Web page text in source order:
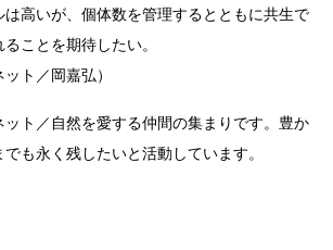
高いが、個体数を管理するとともに共生で
ことを期待したい。
ト／岡嘉弘）
ト／自然を愛する仲間の集まりです。豊か
も永く残したいと活動しています。